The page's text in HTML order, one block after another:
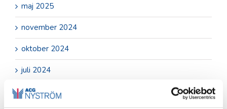
maj 2025
november 2024
oktober 2024
juli 2024
juni 2024